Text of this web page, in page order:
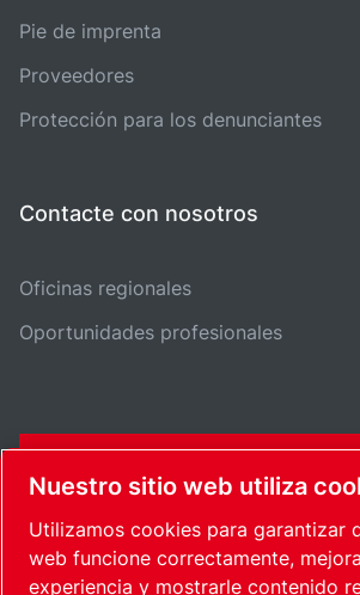
Pie de imprenta
Proveedores
Protección para los denunciantes
Contacte con nosotros
Oficinas regionales
Oportunidades profesionales
Nuestro sitio web utiliza
Utilizamos cookies para garantizar
web funcione correctamente,
experiencia y mostrarle contenido